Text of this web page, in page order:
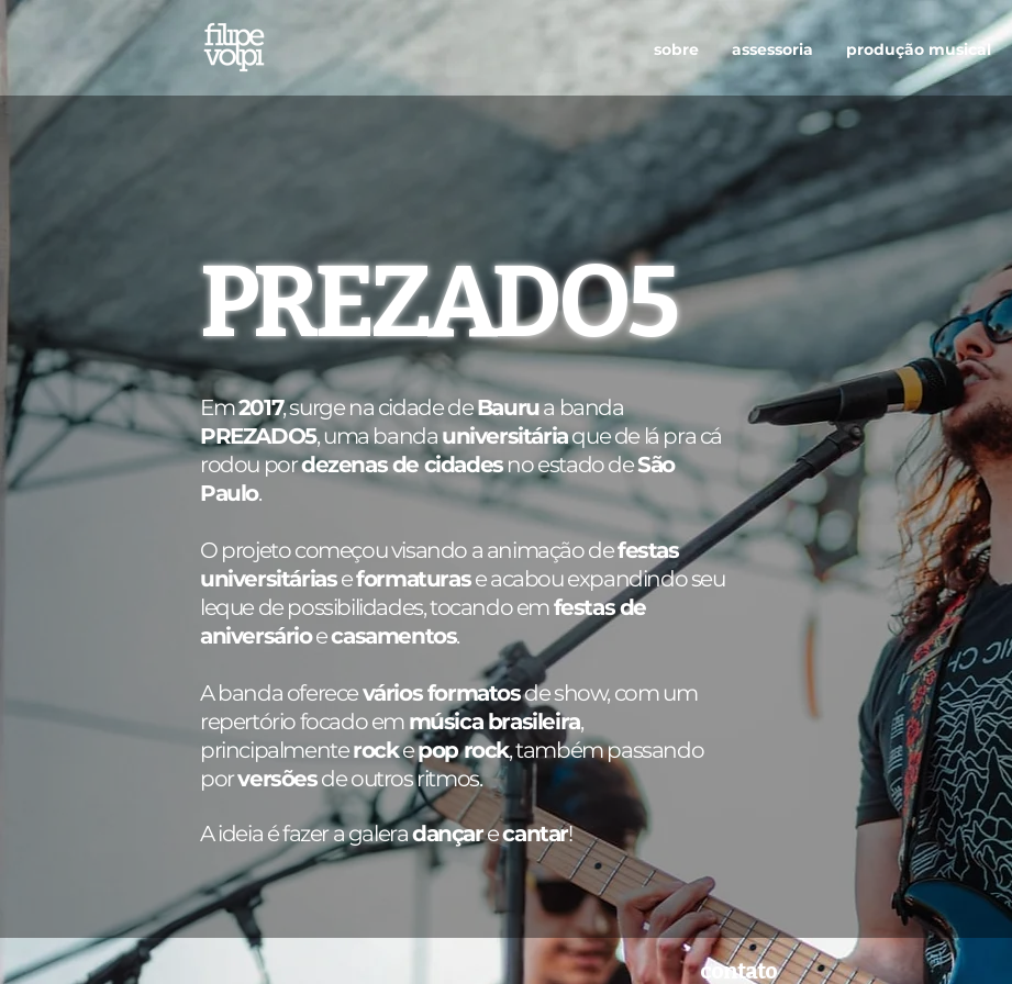
sobre assessoria produção musical
PREZADO5
Em2017, surge na cidade deBaurua banda
PREZADO5, uma bandauniversitáriaque de lá pra cá
rodou pordezenas de cidadesno estado deSão
Paulo.
O projeto começou visando a animação defestas
universitáriaseformaturase acabou expandindo seu
leque de possibilidades, tocando emfestas de
aniversárioecasamentos.
A banda oferecevários formatosde show, com um
repertório focado em música brasileira,
principalmenterockepop rock, também passando
porversõesde outros ritmos.
A ideia é fazer a galeradançarecantar!
contato